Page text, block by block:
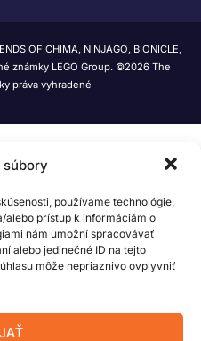
súbory
používame technológie,
alebo prístup k informáciám o
nám umožní spracovávať
alebo jedinečné ID na tejto
môže nepriaznivo ovplyvniť
OF CHIMA, NINJAGO, BIONICLE,
známky LEGO Group. ©2026 The
práva vyhradené